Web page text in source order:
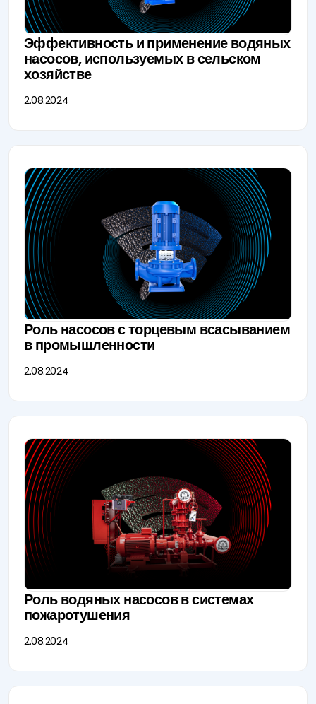
Эффективность и применение водяных
насосов, используемых в сельском
хозяйстве
2.08.2024
Роль насосов с торцевым всасыванием
в промышленности
2.08.2024
Роль водяных насосов в системах
пожаротушения
2.08.2024